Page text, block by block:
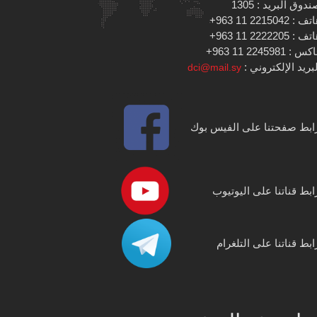
البريد : 1305
: 2215042 11 963+
: 2222205 11 963+
: 2245981 11 963+
الإلكتروني : dci@mail.sy
صفحتنا على الفيس بوك
قناتنا على اليوتيوب
قناتنا على التلغرام